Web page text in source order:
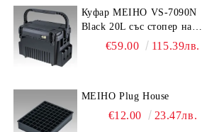
Куфар MEIHO VS-7090N
Black 20L със стопер на
дръжката€59.00 115.39лв.
MEIHO Plug House
€12.00 23.47лв.